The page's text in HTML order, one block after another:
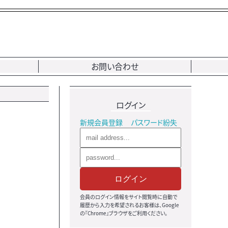
お問い合わせ
ログイン
新規会員登録 パスワード紛失
ログイン
会員のログイン情報をサイト閲覧時に自動で
履歴から入力を希望されるお客様は、Google
の『Chrome』ブラウザをご利用ください。